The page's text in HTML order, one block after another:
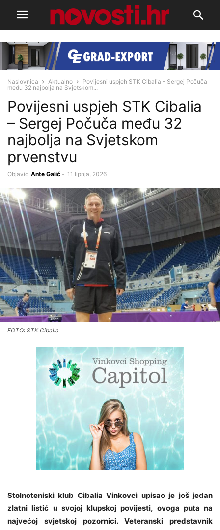
Naslovnica Aktualno
Povijesni uspjeh STK Cibalia – Sergej Počuča
među 32 najbolja na Svjetskom...
Povijesni uspjeh STK Cibalia
– Sergej Počuča među 32
najbolja na Svjetskom
prvenstvu
Objavio Ante Galić - 11 lipnja, 2026
FOTO: STK Cibalia
Stolnoteniski klub Cibalia Vinkovci upisao je još jedan
zlatni listić u svojoj klupskoj povijesti, ovoga puta na
najvećoj svjetskoj pozornici. Veteranski predstavnik